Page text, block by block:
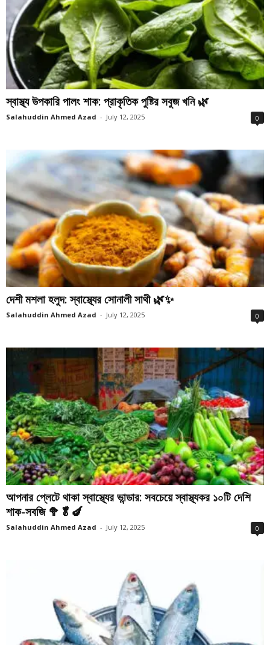
স্বাস্থ্য উপকারি পালং শাক: প্রাকৃতিক পুষ্টির সবুজ খনি 🌿
Salahuddin Ahmed Azad - July 12, 2025 0
দেশী মশলা হলুদ: স্বাস্থ্যের সোনালী সাথী 🌿✨
Salahuddin Ahmed Azad - July 12, 2025 0
আপনার প্লেটে থাকা স্বাস্থ্যের ভান্ডার: সবচেয়ে স্বাস্থ্যকর ১০টি দেশি
শাক-সবজি 🥦🥬🍆
Salahuddin Ahmed Azad - July 12, 2025 0